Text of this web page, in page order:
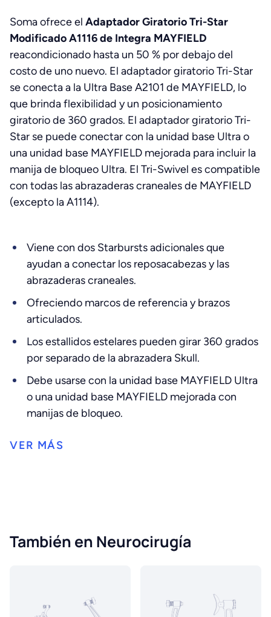
Soma ofrece el Adaptador Giratorio Tri-Star
Modificado A1116 de Integra MAYFIELD
reacondicionado hasta un 50 % por debajo del
costo de uno nuevo. El adaptador giratorio Tri-Star
se conecta a la Ultra Base A2101 de MAYFIELD, lo
que brinda flexibilidad y un posicionamiento
giratorio de 360 grados. El adaptador giratorio Tri-
Star se puede conectar con la unidad base Ultra o
una unidad base MAYFIELD mejorada para incluir la
manija de bloqueo Ultra. El Tri-Swivel es compatible
con todas las abrazaderas craneales de MAYFIELD
(excepto la A1114).
Viene con dos Starbursts adicionales que
ayudan a conectar los reposacabezas y las
abrazaderas craneales.
Ofreciendo marcos de referencia y brazos
articulados.
Los estallidos estelares pueden girar 360 grados
por separado de la abrazadera Skull.
Debe usarse con la unidad base MAYFIELD Ultra
o una unidad base MAYFIELD mejorada con
manijas de bloqueo.
También en Neurocirugía